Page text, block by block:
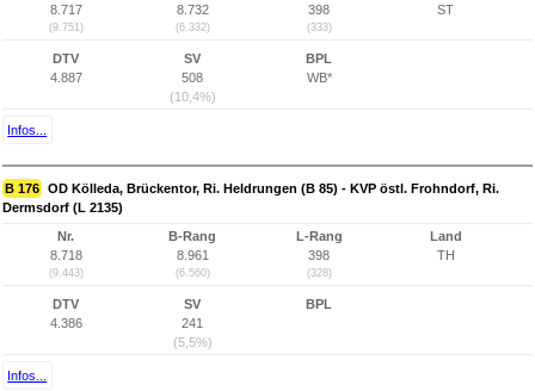
8.717
(9.751)
8.732
(6.332)
398
(333)
ST
DTV
4.887
SV
508
(10,4%)
BPL
WB*
Infos...
B 176 OD Kölleda, Brückentor, Ri. Heldrungen (B 85) - KVP östl. Frohndorf, Ri.
Dermsdorf (L 2135)
Nr.
8.718
(9.443)
B-Rang
8.961
(6.560)
L-Rang
398
(328)
Land
TH
DTV
4.386
SV
241
(5,5%)
BPL
Infos...